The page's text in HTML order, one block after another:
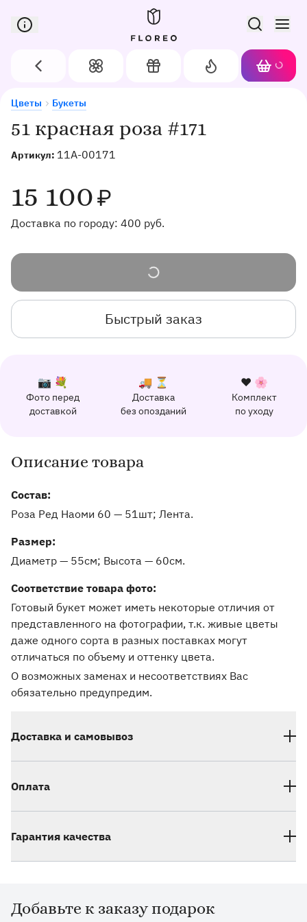
Сервис доставки цветов в Орле
Назад Цветы Подарки
Акции
Корзина
51 красная роза #171
Артикул: 11A-00171
15 100₽
Доставка по городу: 400 руб.
Быстрый заказ
Цветы Букеты
51 красная роза #171
Почему выбирают Флорео
К каждому заказу прилагается:
Фото перед
доставкой
📷 💐
Доставка
без опозданий
🚚 ⏳
Комплект
по уходу
❤️ 🌸
Качественный сервис
162 отзыва с оценкой 5.0 ⭐
Информация о товаре и оказываемых услугах
Описание товара
Состав:
Роза Ред Наоми 60 — 51шт; Лента.
Pазмер:
Диаметр — 55см Высота — 60см
Соответствие товара фото:
Готовый букет может иметь некоторые отличия от
представленного на фотографии, т.к. живые цветы
даже одного сорта в разных поставках могут
отличаться по объему и оттенку цвета.
О возможных заменах и несоответствиях Вас
обязательно предупредим.
Доставка и самовывоз
Оплата
Гарантия качества
Дополнительные товары
Добавьте к заказу подарок